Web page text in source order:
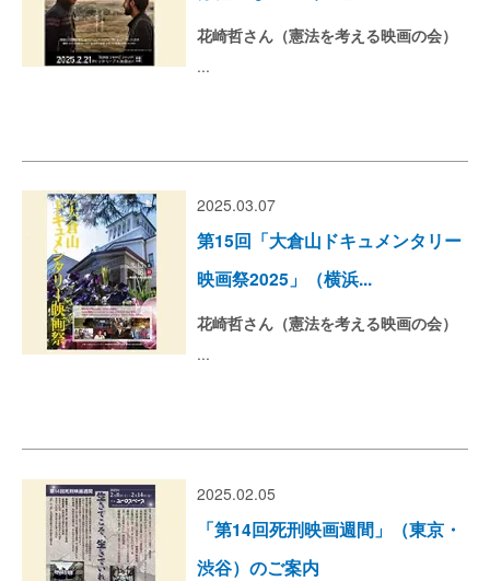
花崎哲さん（憲法を考える映画の会）
...
2025.03.07
第15回「大倉山ドキュメンタリー
映画祭2025」（横浜...
花崎哲さん（憲法を考える映画の会）
...
2025.02.05
「第14回死刑映画週間」（東京・
渋谷）のご案内